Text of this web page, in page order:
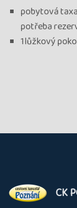
pobytová
potřeba
1lůžkový
O CK